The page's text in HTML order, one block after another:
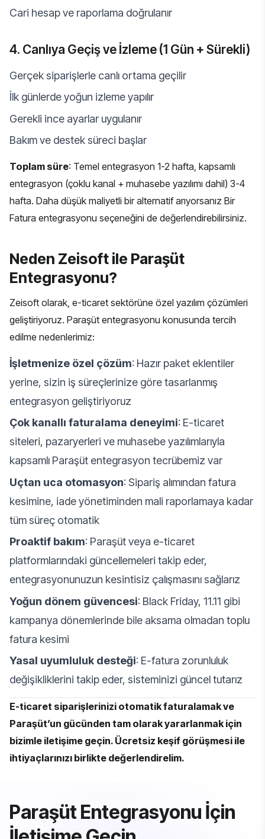
Cari hesap ve raporlama doğrulanır
4. Canlıya Geçiş ve İzleme (1 Gün + Sürekli)
Gerçek siparişlerle canlı ortama geçilir
İlk günlerde yoğun izleme yapılır
Gerekli ince ayarlar uygulanır
Bakım ve destek süreci başlar
Toplam süre: Temel entegrasyon 1-2 hafta, kapsamlı
entegrasyon (çoklu kanal + muhasebe yazılımı dahil) 3-4
hafta. Daha düşük maliyetli bir alternatif arıyorsanız Bir
Fatura entegrasyonu seçeneğini de değerlendirebilirsiniz.
Neden Zeisoft ile Paraşüt
Entegrasyonu?
Zeisoft olarak, e-ticaret sektörüne özel yazılım çözümleri
geliştiriyoruz. Paraşüt entegrasyonu konusunda tercih
edilme nedenlerimiz:
İşletmenize özel çözüm: Hazır paket eklentiler
yerine, sizin iş süreçlerinize göre tasarlanmış
entegrasyon geliştiriyoruz
Çok kanallı faturalama deneyimi: E-ticaret
siteleri, pazaryerleri ve muhasebe yazılımlarıyla
kapsamlı Paraşüt entegrasyon tecrübemiz var
Uçtan uca otomasyon: Sipariş alımından fatura
kesimine, iade yönetiminden mali raporlamaya kadar
tüm süreç otomatik
Proaktif bakım: Paraşüt veya e-ticaret
platformlarındaki güncellemeleri takip eder,
entegrasyonunuzun kesintisiz çalışmasını sağlarız
Yoğun dönem güvencesi: Black Friday, 11.11 gibi
kampanya dönemlerinde bile aksama olmadan toplu
fatura kesimi
Yasal uyumluluk desteği: E-fatura zorunluluk
değişikliklerini takip eder, sisteminizi güncel tutarız
E-ticaret siparişlerinizi otomatik faturalamak ve
Paraşüt’un gücünden tam olarak yararlanmak için
bizimle iletişime geçin. Ücretsiz keşif görüşmesi ile
ihtiyaçlarınızı birlikte değerlendirelim.
Paraşüt Entegrasyonu İçin